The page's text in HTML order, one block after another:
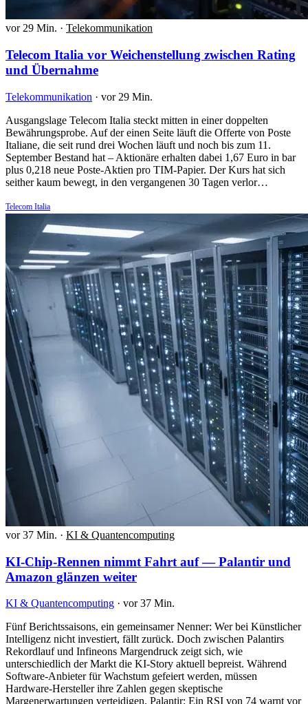
vor 29 Min. · Telekommunikation
Telecom Italia vor Weichenstellung zwischen Rating
und Übernahme
Telekommunikation · vor 29 Min.
Ausgangslage Telecom Italia steckt mitten in einer doppelten
Bewährungsprobe. Auf der einen Seite läuft die Offerte von Poste
Italiane, die seit rund drei Wochen läuft und noch bis zum 11.
September Bestand hat – Aktionäre erhalten dabei 1,67 Euro in bar
plus 0,218 neue Poste-Aktien pro TIM-Papier. Der Kurs hat sich
seither kaum bewegt, in den vergangenen 30 Tagen verlor…
Telecom Italia
vor 37 Min. · KI & Quantencomputing
KI-Chip-Rennen nimmt Fahrt auf — Palantir und
Amazon glänzen weiter
KI & Quantencomputing · vor 37 Min.
Fünf Berichtssaisons, ein gemeinsamer Nenner: Wer bei Künstlicher
Intelligenz nicht investiert, fällt zurück. Doch zwischen Palantirs
Rekordlauf und Infineons Margendruck zeigt sich, wie
unterschiedlich der Markt die KI-Story aktuell bepreist. Während
Software-Anbieter für Wachstum gefeiert werden, müssen
Hardware-Hersteller ihre Zahlen gegen skeptische
Margenerwartungen verteidigen. Palantir: Ein RSI von 74 warnt vor